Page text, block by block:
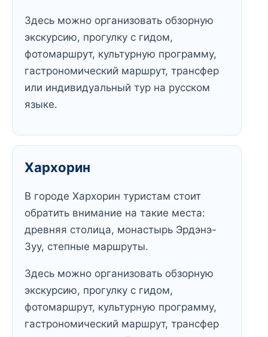
Здесь можно организовать обзорную
экскурсию, прогулку с гидом,
фотомаршрут, культурную программу,
гастрономический маршрут, трансфер
или индивидуальный тур на русском
языке.
Хархорин
В городе Хархорин туристам стоит
обратить внимание на такие места:
древняя столица, монастырь Эрдэнэ-
Зуу, степные маршруты.
Здесь можно организовать обзорную
экскурсию, прогулку с гидом,
фотомаршрут, культурную программу,
гастрономический маршрут, трансфер